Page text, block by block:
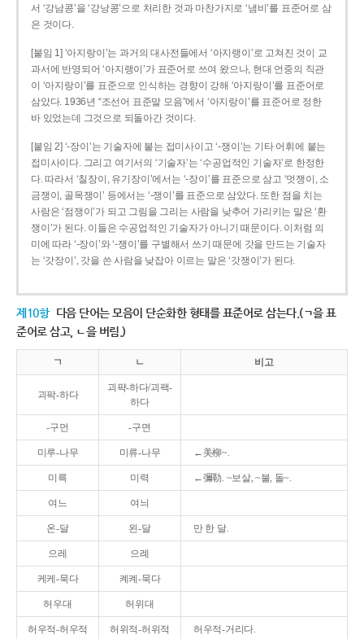
서 ‘강남콩’을 ‘강낭콩’으로 처리한 것과 마찬가지로 ‘냄비’를 표준어로 삼
은 것이다.
[붙임 1] ‘아지랑이’는 과거의 대사전들에서 ‘아지랭이’로 고쳐진 것이 교
과서에 반영되어 ‘아지랭이’가 표준어로 쓰여 왔으나, 현대 언중의 직관
이 ‘아지랑이’를 표준으로 인식하는 경향이 강해 ‘아지랑이’를 표준어로
삼았다. 1936년 “조선어 표준말 모음”에서 ‘아지랑이’를 표준어로 정한
바 있었는데 그것으로 되돌아간 것이다.
[붙임 2] ‘-장이’는 기술자에 붙는 접미사이고 ‘-쟁이’는 기타 어휘에 붙는
접미사이다. 그리고 여기서의 ‘기술자’는 ‘수공업적인 기술자’로 한정한
다. 따라서 ‘칠장이, 유기장이’에서는 ‘-장이’를 표준으로 삼고 ‘멋쟁이, 소
금쟁이, 골목쟁이’ 등에서는 ‘-쟁이’를 표준으로 삼았다. 또한 점을 치는
사람은 ‘점쟁이’가 되고 그림을 그리는 사람을 낮추어 가리키는 말은 ‘환
쟁이’가 된다. 이들은 수공업적인 기술자가 아니기 때문이다. 이처럼 의
미에 따라 ‘-장이’와 ‘-쟁이’를 구별해서 쓰기 때문에 갓을 만드는 기술자
는 ‘갓장이’, 갓을 쓴 사람을 낮잡아 이르는 말은 ‘갓쟁이’가 된다.
제10항 다음 단어는 모음이 단순화한 형태를 표준어로 삼는다.(ㄱ을 표
준어로 삼고, ㄴ을 버림.)
ㄱ ㄴ 비고
괴팍-하다
괴퍅-하다/괴팩-
하다
-구먼 -구면
미루-나무 미류-나무 ←美柳~.
미륵 미력 ←彌勒. ~보살, ~불, 돌~.
여느 여늬
온-달 왼-달 만 한 달.
으레 으례
케케-묵다 켸켸-묵다
허우대 허위대
허우적-허우적 허위적-허위적 허우적-거리다.